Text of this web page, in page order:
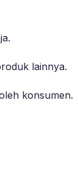
lainnya.
konsumen.